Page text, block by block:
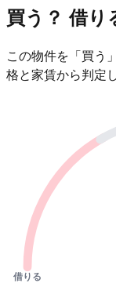
買う？ 借り
この物件を「買う
格と家賃から判定
借りる